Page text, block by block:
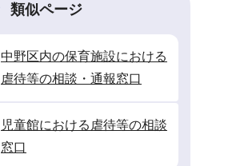
類似ページ
中野区内の保育施設における
虐待等の相談・通報窓口
児童館における虐待等の相談
窓口